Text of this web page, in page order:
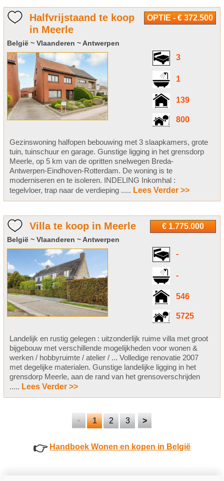
OPTIE - € 372.500
Halfvrijstaand te koop
in Meerle
België ~ Vlaanderen ~ Antwerpen
3
1
139
800
Gezinswoning halfopen bebouwing met 3 slaapkamers, grote
tuin, tuinschuur en garage. Gunstige ligging in het grensdorp
Meerle, op 5 km van de opritten snelwegen Breda-
Antwerpen-Eindhoven-Rotterdam. De woning is te
moderniseren en te isoleren. INDELING Inkomhal :
tegelvloer, trap naar de verdieping ..... Lees Verder >>
€ 1.775.000
Villa te koop in Meerle
België ~ Vlaanderen ~ Antwerpen
-
-
546
5725
Landelijk en rustig gelegen : uitzonderlijk ruime villa met groot
bijgebouw met verschillende mogelijkheden voor wonen &
werken / hobbyruimte / atelier / ... Volledige renovatie 2007
met degelijke materialen. Gunstige landelijke ligging in het
grensdorp Meerle, aan de rand van het grensoverschrijden
..... Lees Verder >>
< 1 2 3 >
👉 Handboek Wonen en kopen in België